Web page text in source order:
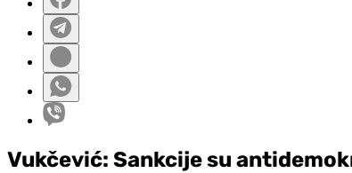
Vukčević: Sankcije su